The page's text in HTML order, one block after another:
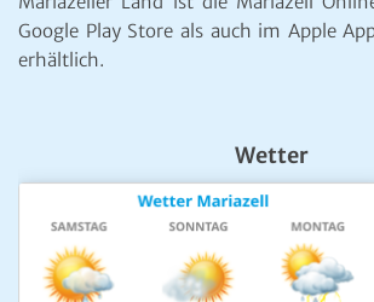
Google Play Store als auch im Apple
erhältlich.
Wetter